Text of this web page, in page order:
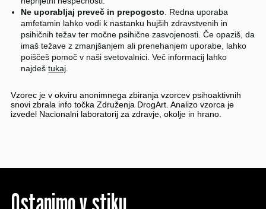
Ne uporabljaj preveč in prepogosto. Redna uporaba
amfetamin lahko vodi k nastanku hujših zdravstvenih in
psihičnih težav ter močne psihične zasvojenosti. Če opaziš, da
imaš težave z zmanjšanjem ali prenehanjem uporabe, lahko
poiščeš pomoč v naši svetovalnici. Več informacij lahko
najdeštukaj.
Vzorec je v okviru anonimnega zbiranja vzorcev psihoaktivnih
snovi zbrala info točka Združenja DrogArt. Analizo vzorca je
izvedel Nacionalni laboratorij za zdravje, okolje in hrano.